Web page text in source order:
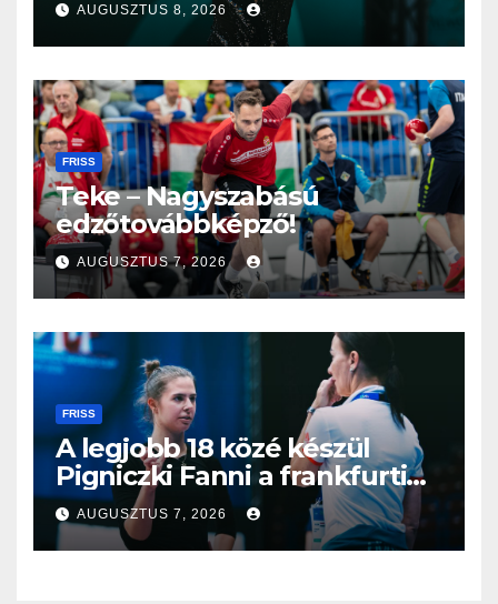
AUGUSZTUS 8, 2026
FRISS
Teke – Nagyszabású
edzőtovábbképző!
AUGUSZTUS 7, 2026
FRISS
A legjobb 18 közé készül
Pigniczki Fanni a frankfurti
világbajnokságon
AUGUSZTUS 7, 2026